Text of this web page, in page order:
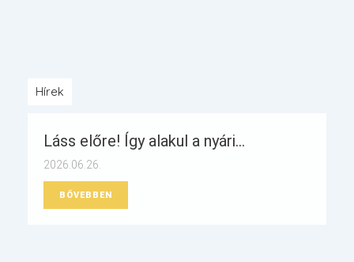
Hírek
Láss előre! Így alakul a nyári...
2026.06.26.
BŐVEBBEN